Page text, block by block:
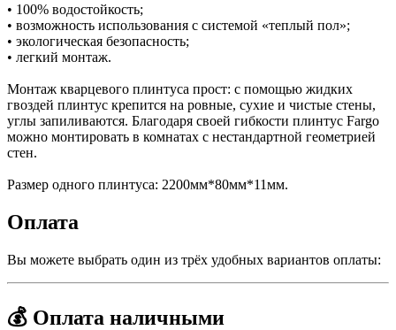
• 100% водостойкость;
• возможность использования с системой «теплый пол»;
• экологическая безопасность;
• легкий монтаж.
Монтаж кварцевого плинтуса прост: с помощью жидких
гвоздей плинтус крепится на ровные, сухие и чистые стены,
углы запиливаются. Благодаря своей гибкости плинтус Fargo
можно монтировать в комнатах с нестандартной геометрией
стен.
Размер одного плинтуса: 2200мм*80мм*11мм.
Оплата
Вы можете выбрать один из трёх удобных вариантов оплаты:
💰 Оплата наличными